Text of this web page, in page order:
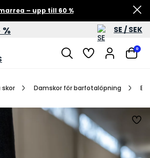
– upp till 60 %
SE / SEK
0
Damskor för barfotalöpning